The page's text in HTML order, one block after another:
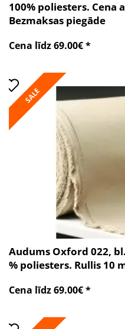
100% poliesters. Cena
Bezmaksas piegāde
Cena līdz 69.00€ *
SALE
Audums Oxford 022,
% poliesters. Rullis 10
Cena līdz 69.00€ *